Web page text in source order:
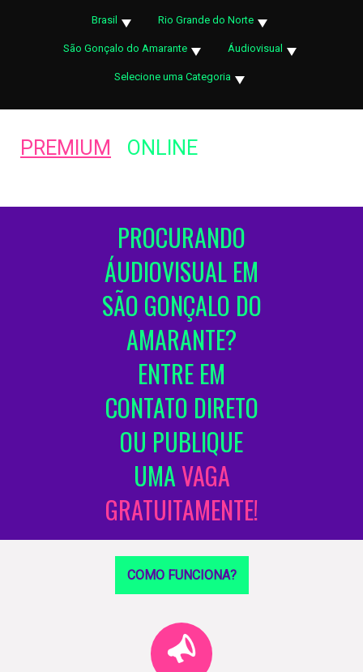
Brasil Rio Grande do Norte
São Gonçalo do Amarante Áudiovisual
Selecione uma Categoria
PREMIUM ONLINE
PROCURANDO
ÁUDIOVISUAL EM
SÃO GONÇALO DO
AMARANTE?
ENTRE EM
CONTATO DIRETO
OU PUBLIQUE
UMAVAGA
GRATUITAMENTE!
COMO FUNCIONA?